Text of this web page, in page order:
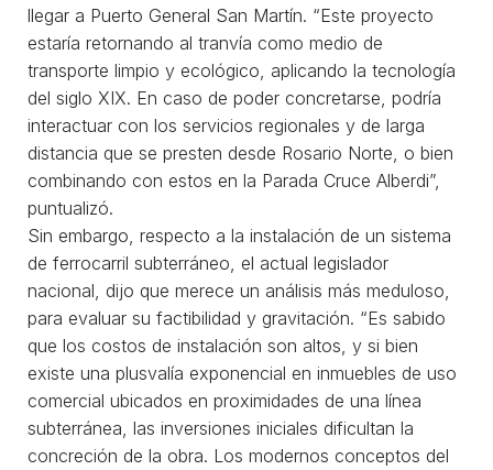
llegar a Puerto General San Martín. “Este proyecto
estaría retornando al tranvía como medio de
transporte limpio y ecológico, aplicando la tecnología
del siglo XIX. En caso de poder concretarse, podría
interactuar con los servicios regionales y de larga
distancia que se presten desde Rosario Norte, o bien
combinando con estos en la Parada Cruce Alberdi”,
puntualizó.
Sin embargo, respecto a la instalación de un sistema
de ferrocarril subterráneo, el actual legislador
nacional, dijo que merece un análisis más meduloso,
para evaluar su factibilidad y gravitación. “Es sabido
que los costos de instalación son altos, y si bien
existe una plusvalía exponencial en inmuebles de uso
comercial ubicados en proximidades de una línea
subterránea, las inversiones iniciales dificultan la
concreción de la obra. Los modernos conceptos del